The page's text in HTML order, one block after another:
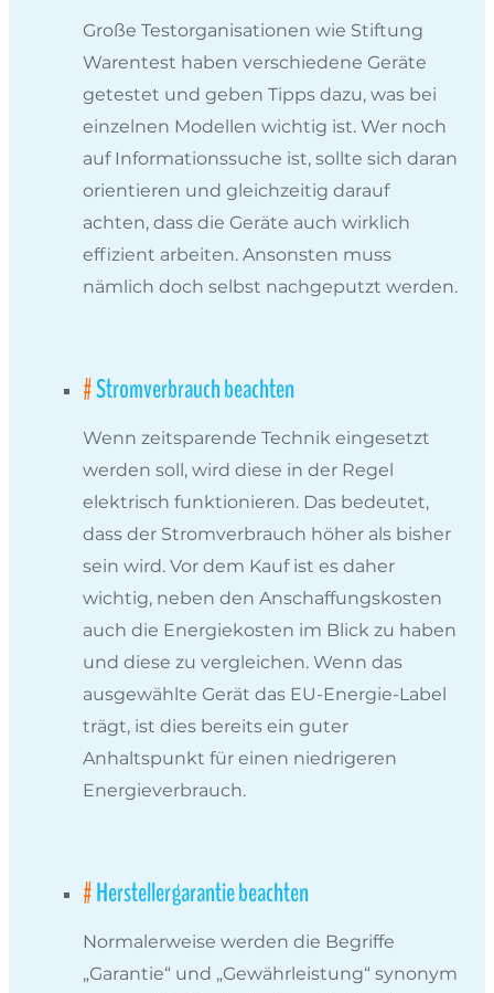
Große Testorganisationen wie Stiftung
Warentest haben verschiedene Geräte
getestet und geben Tipps dazu, was bei
einzelnen Modellen wichtig ist. Wer noch
auf Informationssuche ist, sollte sich daran
orientieren und gleichzeitig darauf
achten, dass die Geräte auch wirklich
effizient arbeiten. Ansonsten muss
nämlich doch selbst nachgeputzt werden.
Stromverbrauch beachten
Wenn zeitsparende Technik eingesetzt
werden soll, wird diese in der Regel
elektrisch funktionieren. Das bedeutet,
dass der Stromverbrauch höher als bisher
sein wird. Vor dem Kauf ist es daher
wichtig, neben den Anschaffungskosten
auch die Energiekosten im Blick zu haben
und diese zu vergleichen. Wenn das
ausgewählte Gerät das EU-Energie-Label
trägt, ist dies bereits ein guter
Anhaltspunkt für einen niedrigeren
Energieverbrauch.
Herstellergarantie beachten
Normalerweise werden die Begriffe
„Garantie“ und „Gewährleistung“ synonym